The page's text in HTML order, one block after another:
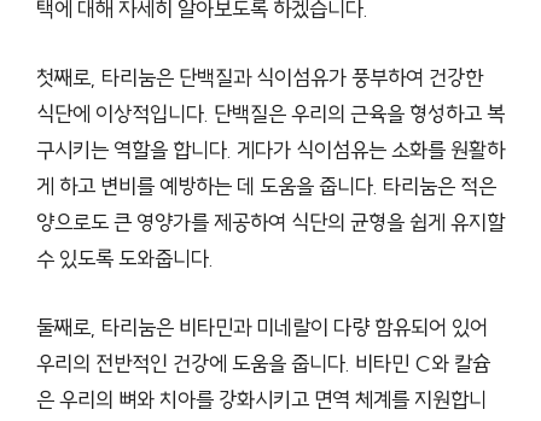
택에 대해 자세히 알아보도록 하겠습니다.
첫째로, 타리눔은 단백질과 식이섬유가 풍부하여 건강한
식단에 이상적입니다. 단백질은 우리의 근육을 형성하고 복
구시키는 역할을 합니다. 게다가 식이섬유는 소화를 원활하
게 하고 변비를 예방하는 데 도움을 줍니다. 타리눔은 적은
양으로도 큰 영양가를 제공하여 식단의 균형을 쉽게 유지할
수 있도록 도와줍니다.
둘째로, 타리눔은 비타민과 미네랄이 다량 함유되어 있어
우리의 전반적인 건강에 도움을 줍니다. 비타민 C와 칼슘
은 우리의 뼈와 치아를 강화시키고 면역 체계를 지원합니